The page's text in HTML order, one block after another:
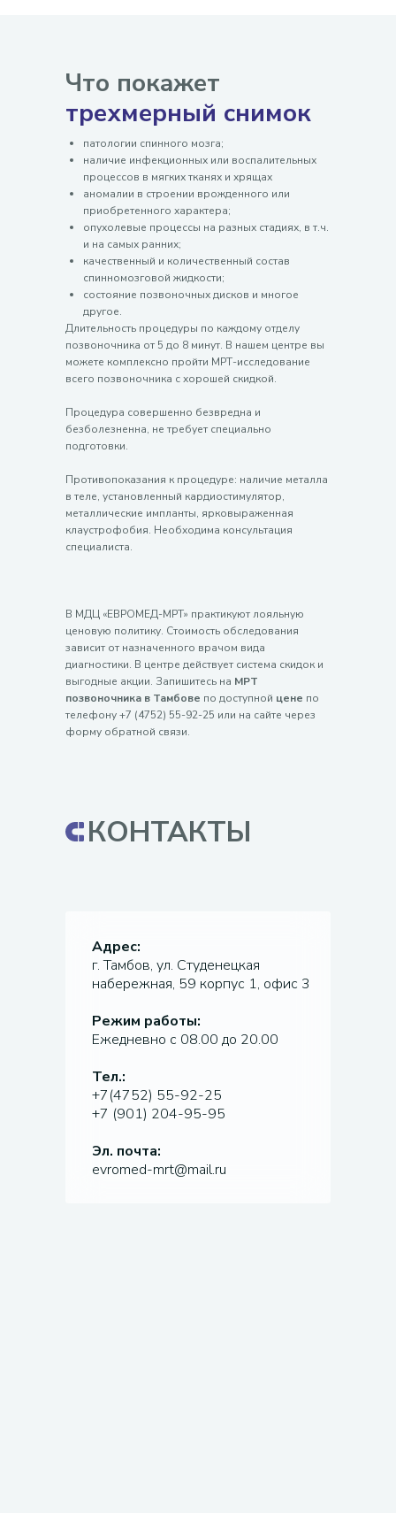
Что покажет
трехмерный снимок
патологии спинного мозга;
наличие инфекционных или воспалительных
процессов в мягких тканях и хрящах
аномалии в строении врожденного или
приобретенного характера;
опухолевые процессы на разных стадиях, в т.ч.
и на самых ранних;
качественный и количественный состав
спинномозговой жидкости;
состояние позвоночных дисков и многое
другое.
Длительность процедуры по каждому отделу
позвоночника от 5 до 8 минут. В нашем центре вы
можете комплексно пройти МРТ-исследование
всего позвоночника с хорошей скидкой.
Процедура совершенно безвредна и
безболезненна, не требует специально
подготовки.
Противопоказания к процедуре: наличие металла
в теле, установленный кардиостимулятор,
металлические импланты, ярковыраженная
клаустрофобия. Необходима консультация
специалиста.
В МДЦ «ЕВРОМЕД-МРТ» практикуют лояльную
ценовую политику. Стоимость обследования
зависит от назначенного врачом вида
диагностики. В центре действует система скидок и
выгодные акции. Запишитесь на МРТ
позвоночника в Тамбове по доступной цене по
телефону +7 (4752) 55-92-25 или на сайте через
форму обратной связи.
КОНТАКТЫ
Адрес:
г. Тамбов, ул. Студенецкая
набережная, 59 корпус 1, офис 3
Режим работы:
Ежедневно с 08.00 до 20.00
Тел.:
+7(4752) 55-92-25
+7 (901) 204-95-95
Эл. почта:
evromed-mrt@mail.ru